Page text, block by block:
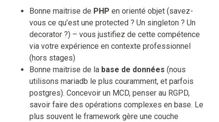
Bonne maitrise de PHP en orienté objet (savez-
vous ce qu’est une protected ? Un singleton ? Un
decorator ?) – vous justifiez de cette compétence
via votre expérience en contexte professionnel
(hors stages)
Bonne maitrise de la base de données (nous
utilisons mariadb le plus couramment, et parfois
postgres). Concevoir un MCD, penser au RGPD,
savoir faire des opérations complexes en base. Le
plus souvent le framework gère une couche